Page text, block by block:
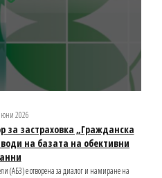
2026
за застраховка „Гражданска
на базата на обективни
(АБЗ) е отворена за диалог и намиране на